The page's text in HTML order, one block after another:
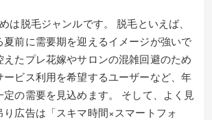
は脱毛ジャンルです。 脱毛といえば、
夏前に需要期を迎えるイメージが強いで
たプレ花嫁やサロンの混雑回避のため
ービス利用を希望するユーザーなど、年
定の需要を見込めます。 そして、よく見
広告は「スキマ時間×スマートフォ